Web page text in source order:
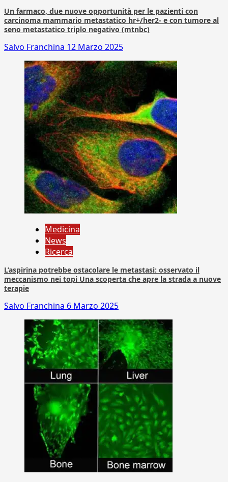
Un farmaco, due nuove opportunità per le pazienti con
carcinoma mammario metastatico hr+/her2- e con tumore al
seno metastatico triplo negativo (mtnbc)
Salvo Franchina 12 Marzo 2025
Medicina
News
Ricerca
L’aspirina potrebbe ostacolare le metastasi: osservato il
meccanismo nei topi Una scoperta che apre la strada a nuove
terapie
Salvo Franchina 6 Marzo 2025